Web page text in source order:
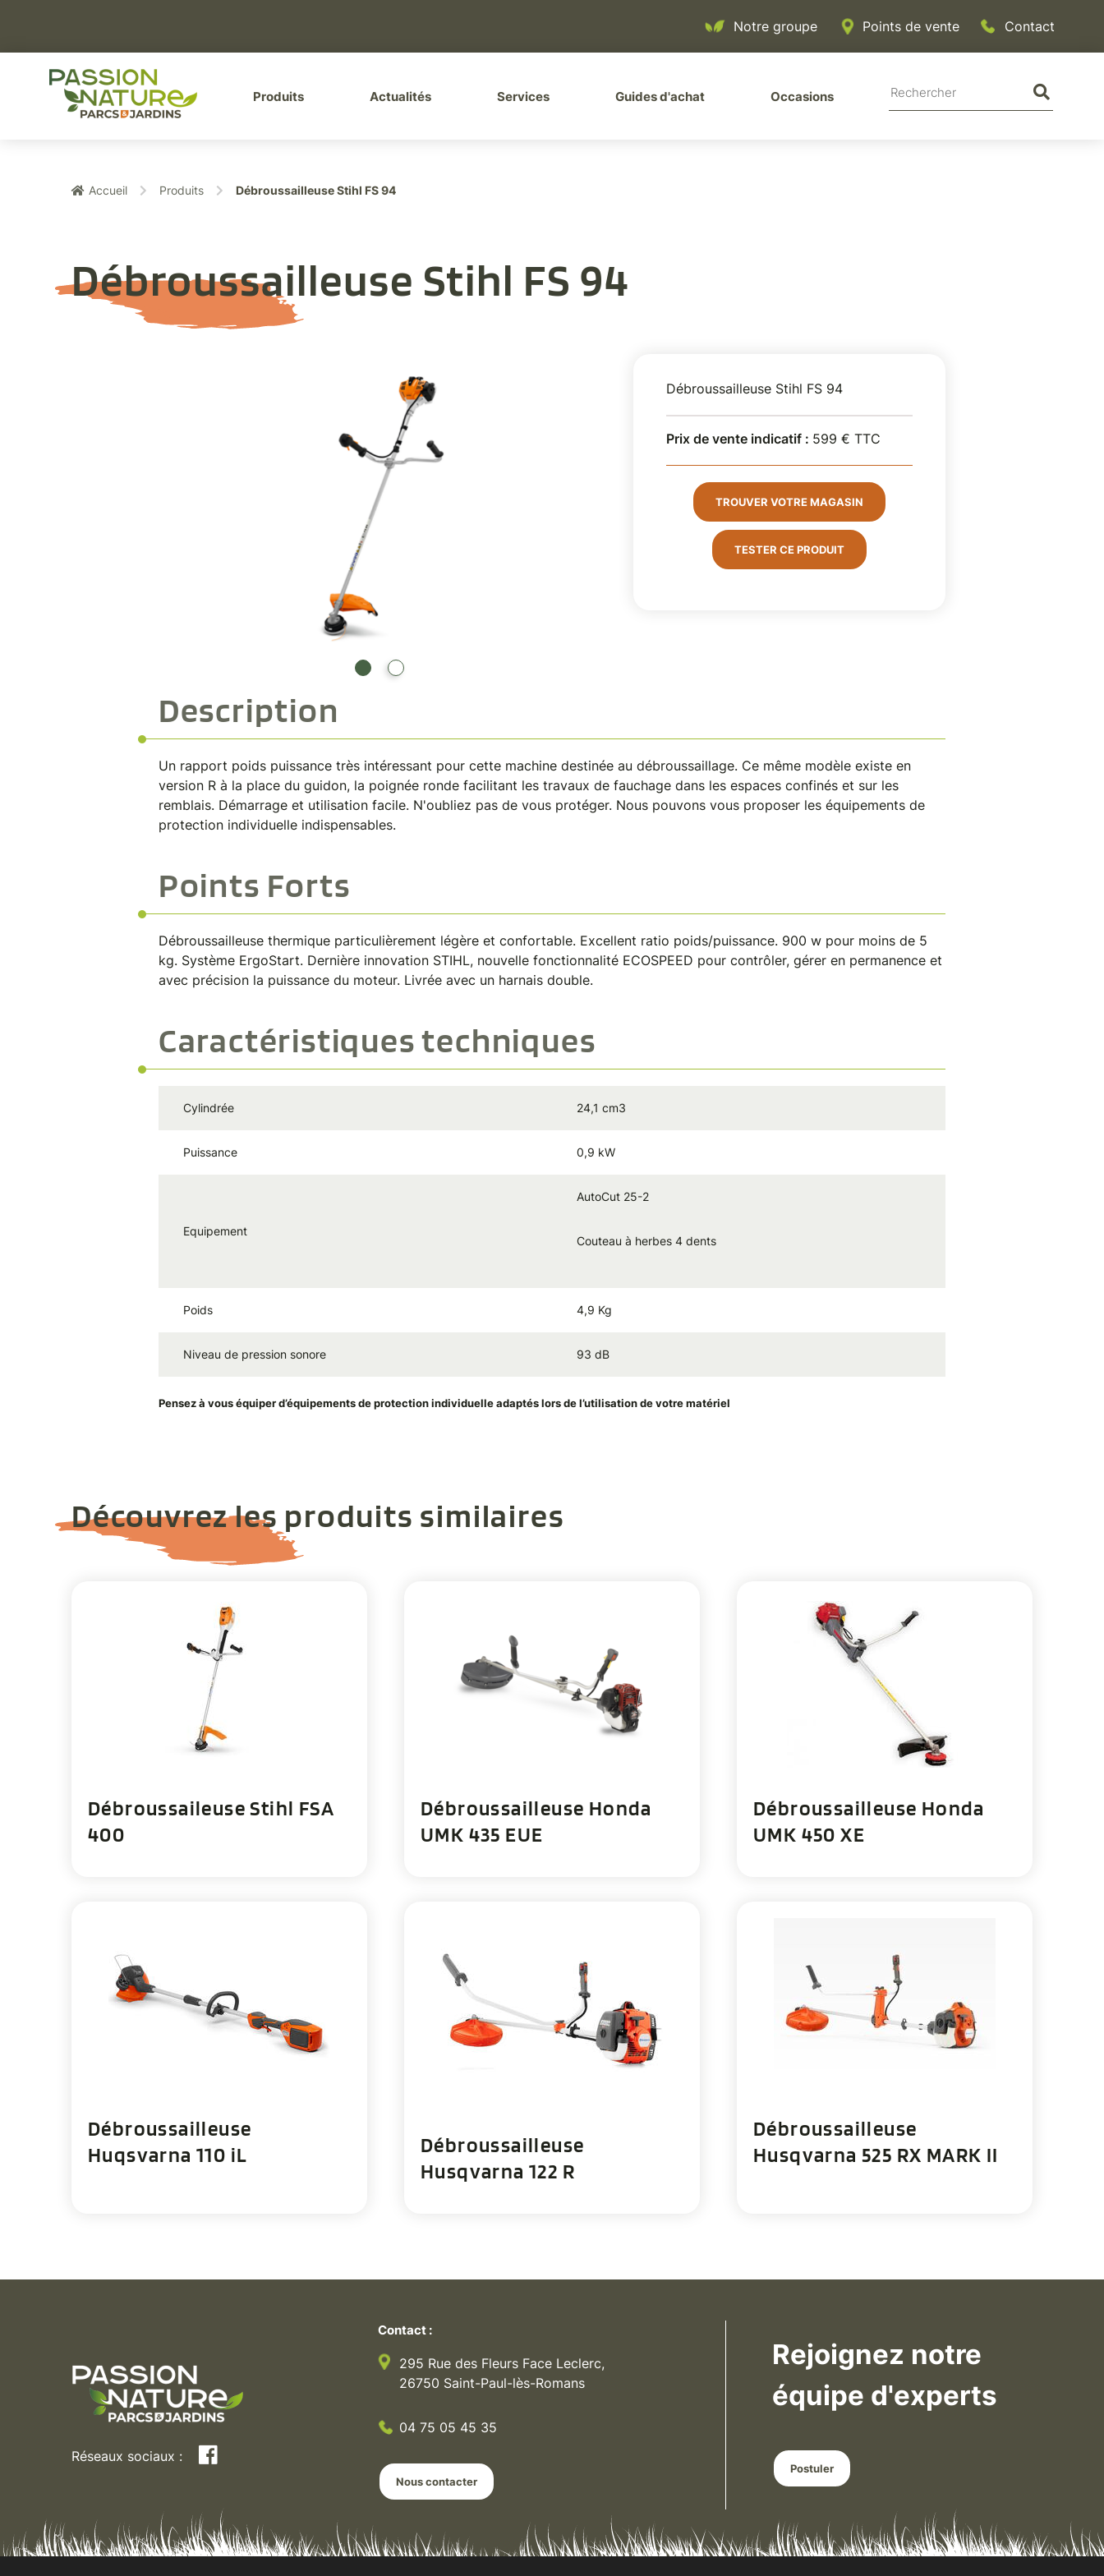
Notre groupe
Points de vente Contact
Produits Actualités Services Guides d'achat Occasions
Rechercher
sur
le
Rechercher
sur
Accueil Produits Débroussailleuse Stihl FS 94
Débroussailleuse Stihl FS 94
Débroussailleuse Stihl FS 94
Prix de vente indicatif : 599 € TTC
TROUVER VOTRE MAGASIN
TESTER CE PRODUIT
Description
Un rapport poids puissance très intéressant pour cette machine destinée au débroussaillage. Ce même modèle existe en
version R à la place du guidon, la poignée ronde facilitant les travaux de fauchage dans les espaces confinés et sur les
remblais. Démarrage et utilisation facile. N'oubliez pas de vous protéger. Nous pouvons vous proposer les équipements de
protection individuelle indispensables.
Points Forts
Débroussailleuse thermique particulièrement légère et confortable. Excellent ratio poids/puissance. 900 w pour moins de 5
kg. Système ErgoStart. Dernière innovation STIHL, nouvelle fonctionnalité ECOSPEED pour contrôler, gérer en permanence et
avec précision la puissance du moteur. Livrée avec un harnais double.
Caractéristiques techniques
Cylindrée 24,1 cm3
Puissance 0,9 kW
Equipement
AutoCut 25-2
Couteau à herbes 4 dents
Poids 4,9 Kg
Niveau de pression sonore 93 dB
Pensez à vous équiper d’équipements de protection individuelle adaptés lors de l’utilisation de votre matériel
Découvrez les produits similaires
Débroussaileuse Stihl FSA
400
Débroussailleuse Honda
UMK 435 EUE
Débroussailleuse Honda
UMK 450 XE
Débroussailleuse
Huqsvarna 110 iL
Débroussailleuse
Husqvarna 122 R
Débroussailleuse
Husqvarna 525 RX MARK II
Réseaux sociaux :
Contact :
295 Rue des Fleurs Face Leclerc,
26750 Saint-Paul-lès-Romans
04 75 05 45 35
Nous contacter
Rejoignez notre
équipe d'experts
Postuler